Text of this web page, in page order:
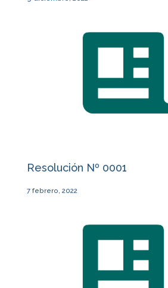
Resolución Nº 0001
7 febrero, 2022